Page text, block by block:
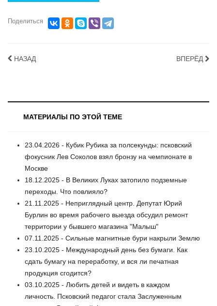
Поделиться
НАЗАД ВПЕРЁД
МАТЕРИАЛЫ ПО ЭТОЙ ТЕМЕ
23.04.2026 - Кубик Рубика за полсекунды: псковский
фокусник Лев Соколов взял бронзу на чемпионате в
Москве
18.12.2025 - В Великих Луках затопило подземные
переходы. Что повлияло?
21.11.2025 - Неприглядный центр. Депутат Юрий
Бурлин во время рабочего выезда обсудил ремонт
территории у бывшего магазина "Малыш"
07.11.2025 - Сильные магнитные бури накрыли Землю
23.10.2025 - Международный день без бумаги. Как
сдать бумагу на переработку, и вся ли печатная
продукция сгодится?
03.10.2025 - Любить детей и видеть в каждом
личность. Псковский педагог стала Заслуженным